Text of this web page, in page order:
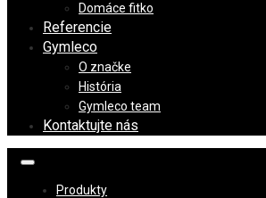
Domáce fitko
Referencie
Gymleco
O značke
História
Gymleco team
Kontaktujte nás
Produkty